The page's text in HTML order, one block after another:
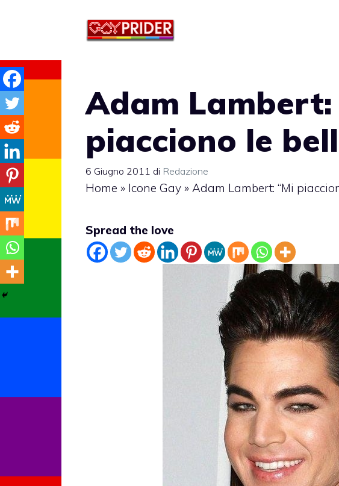
Adam Lambert:
piacciono le
6 Giugno 2011 di Redazione
Home » Icone Gay » Adam Lambert: “Mi
Spread the love